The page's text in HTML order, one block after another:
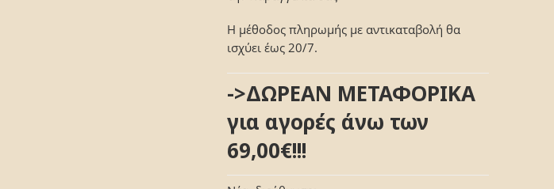
Η μέθοδος πληρωμής με αντικαταβολή θα
ισχύει έως 20/7.
->ΔΩΡΕΑΝ ΜΕΤΑΦΟΡΙΚΑ
για αγορές άνω των
69,00€!!!